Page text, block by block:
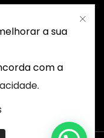
a sua
com a
.